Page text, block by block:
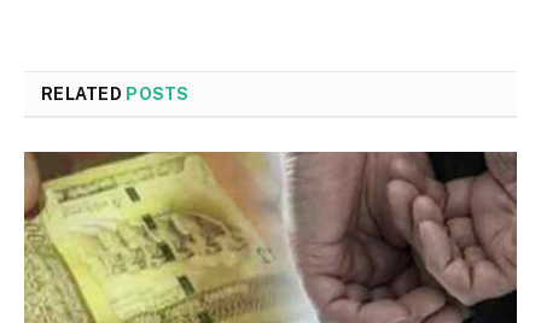
RELATED POSTS